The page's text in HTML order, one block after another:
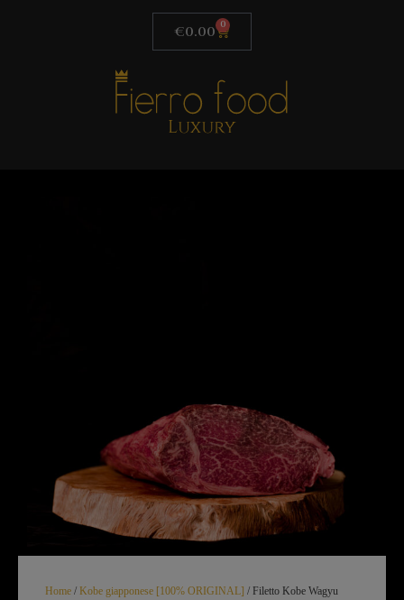
€0.00 0
Home / Kobe giapponese [100% ORIGINAL] / Filetto Kobe Wagyu